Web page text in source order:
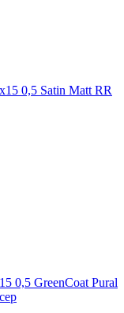
0,5 Satin Matt RR
0,5 GreenCoat Pural